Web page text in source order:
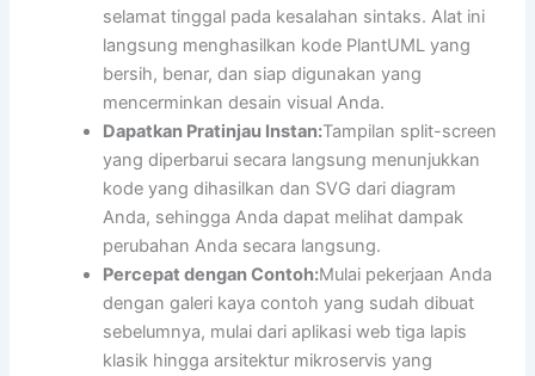
selamat tinggal pada kesalahan sintaks. Alat ini
langsung menghasilkan kode PlantUML yang
bersih, benar, dan siap digunakan yang
mencerminkan desain visual Anda.
Dapatkan Pratinjau Instan:Tampilan split-screen
yang diperbarui secara langsung menunjukkan
kode yang dihasilkan dan SVG dari diagram
Anda, sehingga Anda dapat melihat dampak
perubahan Anda secara langsung.
Percepat dengan Contoh:Mulai pekerjaan Anda
dengan galeri kaya contoh yang sudah dibuat
sebelumnya, mulai dari aplikasi web tiga lapis
klasik hingga arsitektur mikroservis yang